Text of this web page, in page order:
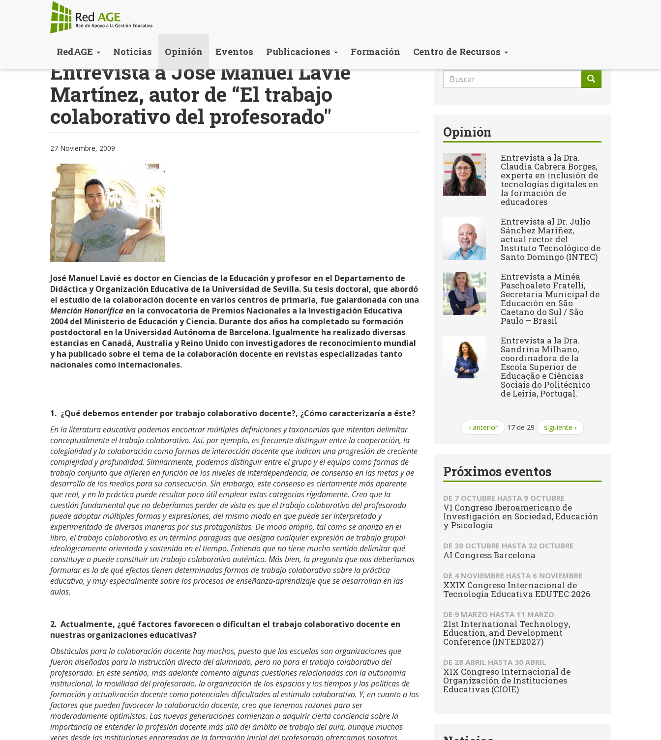
contenido
RedAGE Noticias Opinión Eventos Publicaciones Formación Centro de Recursos
Entrevista a José Manuel Lavié
Martínez, autor de “El trabajo
colaborativo del profesorado"
27 Noviembre, 2009
José Manuel Lavié es doctor en Ciencias de la Educación y profesor en el Departamento de
Didáctica y Organización Educativa de la Universidad de Sevilla. Su tesis doctoral, que abordó
el estudio de la colaboración docente en varios centros de primaria, fue galardonada con una
Mención Honorífica en la convocatoria de Premios Nacionales a la Investigación Educativa
2004 del Ministerio de Educación y Ciencia. Durante dos años ha completado su formación
postdoctoral en la Universidad Autónoma de Barcelona. Igualmente ha realizado diversas
estancias en Canadá, Australia y Reino Unido con investigadores de reconocimiento mundial
y ha publicado sobre el tema de la colaboración docente en revistas especializadas tanto
nacionales como internacionales.
1. ¿Qué debemos entender por trabajo colaborativo docente?, ¿Cómo caracterizaría a éste?
En la literatura educativa podemos encontrar múltiples definiciones y taxonomías que intentan delimitar
conceptualmente el trabajo colaborativo. Así, por ejemplo, es frecuente distinguir entre la cooperación, la
colegialidad y la colaboración como formas de interacción docente que indican una progresión de creciente
complejidad y profundidad. Similarmente, podemos distinguir entre el grupo y el equipo como formas de
trabajo conjunto que difieren en función de los niveles de interdependencia, de consenso en las metas y de
desarrollo de los medios para su consecución. Sin embargo, este consenso es ciertamente más aparente
que real, y en la práctica puede resultar poco útil emplear estas categorías rígidamente. Creo que la
cuestión fundamental que no deberíamos perder de vista es que el trabajo colaborativo del profesorado
puede adoptar múltiples formas y expresiones, del mismo modo en que puede ser interpretado y
experimentado de diversas maneras por sus protagonistas. De modo amplio, tal como se analiza en el
libro, el trabajo colaborativo es un término paraguas que designa cualquier expresión de trabajo grupal
ideológicamente orientada y sostenida en el tiempo. Entiendo que no tiene mucho sentido delimitar qué
constituye o puede constituir un trabajo colaborativo auténtico. Más bien, la pregunta que nos deberíamos
formular es la de qué efectos tienen determinadas formas de trabajo colaborativo sobre la práctica
educativa, y muy especialmente sobre los procesos de enseñanza-aprendizaje que se desarrollan en las
aulas.
2. Actualmente, ¿qué factores favorecen o dificultan el trabajo colaborativo docente en
nuestras organizaciones educativas?
Obstáculos para la colaboración docente hay muchos, puesto que las escuelas son organizaciones que
fueron diseñadas para la instrucción directa del alumnado, pero no para el trabajo colaborativo del
profesorado. En este sentido, más adelante comento algunas cuestiones relacionadas con la autonomía
institucional, la movilidad del profesorado, la organización de los espacios y los tiempos y las políticas de
formación y actualización docente como potenciales dificultades al estímulo colaborativo. Y, en cuanto a los
factores que pueden favorecer la colaboración docente, creo que tenemos razones para ser
moderadamente optimistas. Las nuevas generaciones comienzan a adquirir cierta conciencia sobre la
importancia de entender la profesión docente más allá del ámbito de trabajo del aula, aunque muchas
veces desde las instituciones encargadas de la formación inicial del profesorado ofrezcamos nosotros
Formulario
de
Opinión
Entrevista a la Dra.
Claudia Cabrera Borges,
experta en inclusión de
tecnologías digitales en
la formación de
educadores
Entrevista al Dr. Julio
Sánchez Mariñez,
actual rector del
Instituto Tecnológico de
Santo Domingo (INTEC)
Entrevista a Minéa
Paschoaleto Fratelli,
Secretaria Municipal de
Educación en São
Caetano do Sul / São
Paulo – Brasil
Entrevista a la Dra.
Sandrina Milhano,
coordinadora de la
Escola Superior de
Educação e Ciências
Sociais do Politécnico
de Leiria, Portugal.
‹ anterior 17 de 29 siguiente ›
Próximos eventos
DE 7 OCTUBRE HASTA 9 OCTUBRE
VI Congreso Iberoamericano de
Investigación en Sociedad, Educación
y Psicología
DE 20 OCTUBRE HASTA 22 OCTUBRE
AI Congress Barcelona
DE 4 NOVIEMBRE HASTA 6 NOVIEMBRE
XXIX Congreso Internacional de
Tecnología Educativa EDUTEC 2026
DE 9 MARZO HASTA 11 MARZO
21st International Technology,
Education, and Development
Conference (INTED2027)
DE 28 ABRIL HASTA 30 ABRIL
XIX Congreso Internacional de
Organización de Instituciones
Educativas (CIOIE)